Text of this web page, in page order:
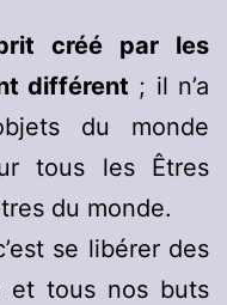
créé par les
différent ; il n’a
du monde
tous les Êtres
du monde.
se libérer des
et tous nos buts